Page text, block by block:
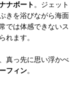
ナボート。ジェット
きを浴びながら海面
では体感できないス
れます。
真っ先に思い浮かべ
フィン。